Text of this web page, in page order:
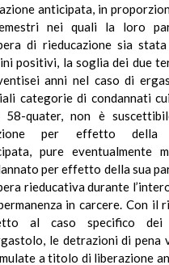
anticipata, in
nei quali la loro
di rieducazione sia
positivi, la soglia dei due
anni nel caso di
categorie di condannati
58-quater, non è
per effetto della
pure eventualmente
per effetto della sua
rieducativa durante
in carcere. Con il
al caso specifico dei
le detrazioni di pena
a titolo di liberazione